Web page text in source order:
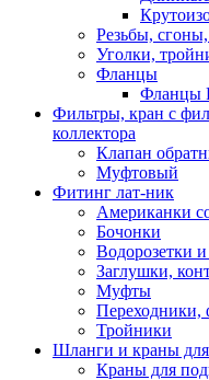
Резьбы, сгоны,
Уголки,
Фланцы
Фланцы
Фильтры, кран с
коллектора
Клапан
Муфтовый
Фитинг лат-ник
Американки
Бочонки
Водорозетки
Заглушки,
Муфты
Переходники,
Тройники
Шланги и краны
Краны для